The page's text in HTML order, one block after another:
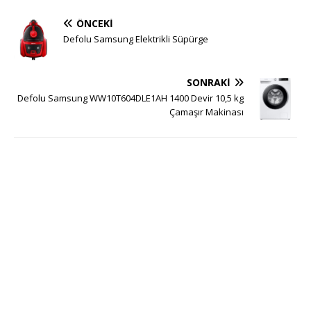
ÖNCEKI
Defolu Samsung Elektrikli Süpürge
SONRAKI
Defolu Samsung WW10T604DLE1AH 1400 Devir 10,5 kg
Çamaşır Makinası